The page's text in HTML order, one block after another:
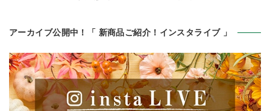
アーカイブ公開中！「 新商品ご紹介！インスタライブ 」